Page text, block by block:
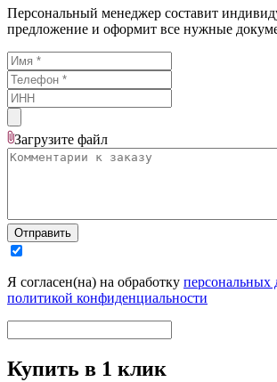
Персональный менеджер составит
предложение и оформит все нужные
Загрузите файл
Отправить
Я согласен(на) на обработку персональных
политикой конфиденциальности
Купить в 1 клик